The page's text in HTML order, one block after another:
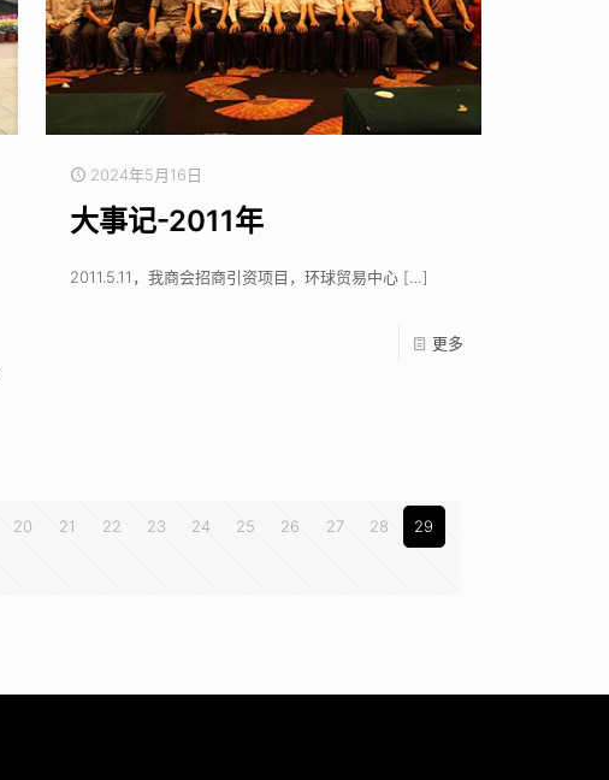
2024年5月16日
大事记-2011年
2011.5.11，我商会招商引资项目，环球贸易中心 […]
更多
20 21 22 23 24 25 26 27 28 29